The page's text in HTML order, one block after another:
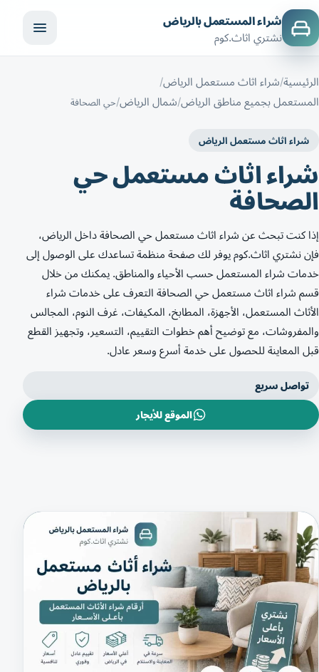
شراء المستعمل بالرياض
نشتري اثاث.كوم
الرئيسية شراء اثاث مستعمل الرياض
المستعمل بجميع مناطق الرياض شمال الرياض حي الصحافة
شراء اثاث مستعمل الرياض
شراء اثاث مستعمل حي
الصحافة
إذا كنت تبحث عن شراء اثاث مستعمل حي الصحافة داخل الرياض،
فإن نشتري اثاث.كوم يوفر لك صفحة منظمة تساعدك على الوصول إلى
خدمات شراء المستعمل حسب الأحياء والمناطق. يمكنك من خلال
قسم شراء اثاث مستعمل حي الصحافة التعرف على خدمات شراء
الأثاث المستعمل، الأجهزة، المطابخ، المكيفات، غرف النوم، المجالس
والمفروشات، مع توضيح أهم خطوات التقييم، التسعير، وتجهيز القطع
قبل المعاينة للحصول على خدمة أسرع وسعر عادل.
تواصل سريع
الموقع للأيجار